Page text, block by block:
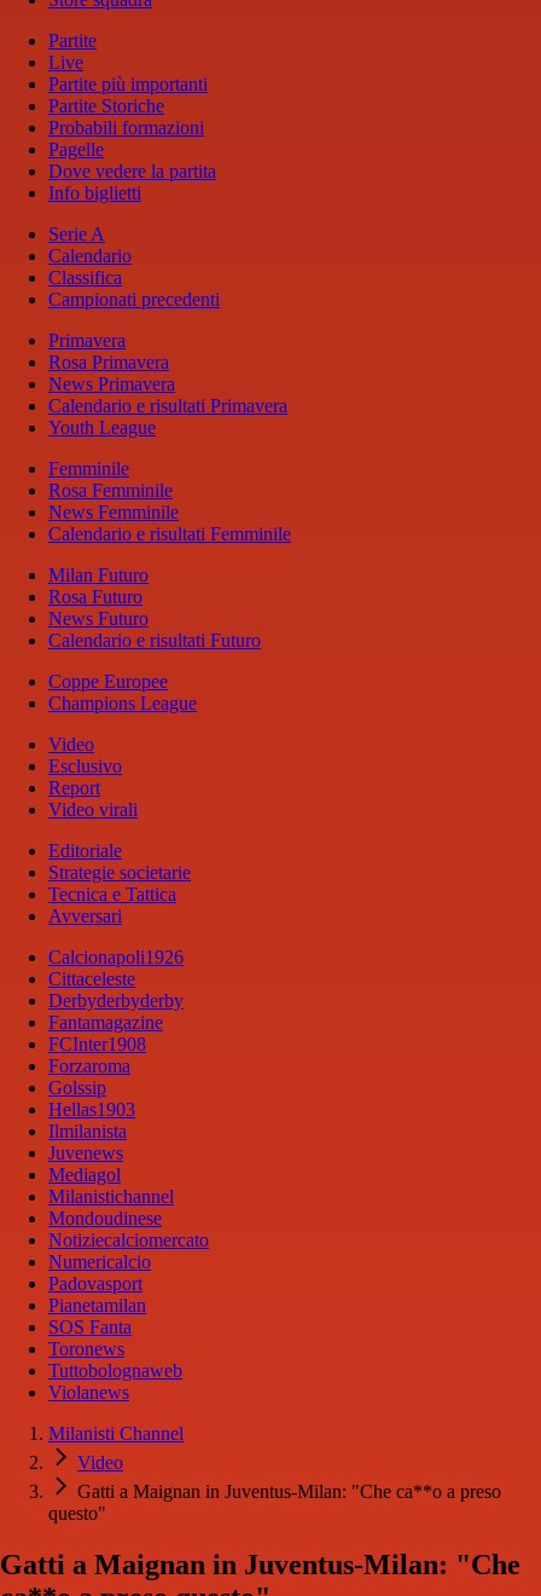
Partite
Live
Partite più importanti
Partite Storiche
Probabili formazioni
Pagelle
Dove vedere la partita
Info biglietti
Serie A
Calendario
Classifica
Campionati precedenti
Primavera
Rosa Primavera
News Primavera
Calendario e risultati Primavera
Youth League
Femminile
Rosa Femminile
News Femminile
Calendario e risultati Femminile
Milan Futuro
Rosa Futuro
News Futuro
Calendario e risultati Futuro
Coppe Europee
Champions League
Video
Esclusivo
Report
Video virali
Editoriale
Strategie societarie
Tecnica e Tattica
Avversari
Calcionapoli1926
Cittaceleste
Derbyderbyderby
Fantamagazine
FCInter1908
Forzaroma
Golssip
Hellas1903
Ilmilanista
Juvenews
Mediagol
Milanistichannel
Mondoudinese
Notiziecalciomercato
Numericalcio
Padovasport
Pianetamilan
SOS Fanta
Toronews
Tuttobolognaweb
Violanews
Milanisti Channel
Video
Gatti a Maignan in Juventus-Milan: "Che ca**o a preso
questo"
Gatti a Maignan in Juventus-Milan: "Che